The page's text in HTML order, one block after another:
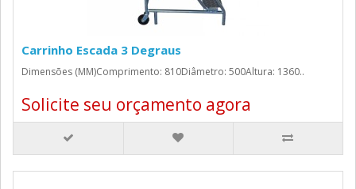
Carrinho Escada 3 Degraus
Dimensões (MM)Comprimento: 810Diâmetro: 500Altura: 1360..
Solicite seu orçamento agora